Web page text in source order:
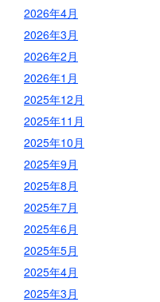
2026年4月
2026年3月
2026年2月
2026年1月
2025年12月
2025年11月
2025年10月
2025年9月
2025年8月
2025年7月
2025年6月
2025年5月
2025年4月
2025年3月